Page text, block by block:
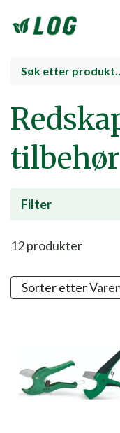
tilbehør
Filter
12produkter